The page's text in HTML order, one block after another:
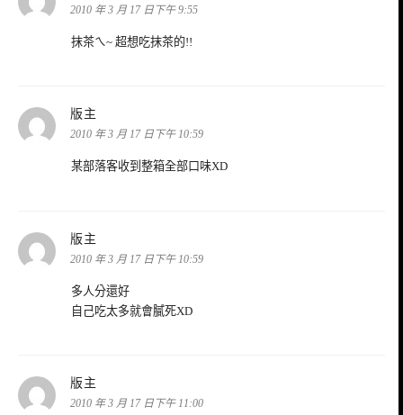
示:
2010 年 3 月 17 日下午 9:55
抹茶ㄟ~ 超想吃抹茶的!!
版主
示:
2010 年 3 月 17 日下午 10:59
某部落客收到整箱全部口味XD
版主
示:
2010 年 3 月 17 日下午 10:59
多人分還好
自己吃太多就會膩死XD
版主
示:
2010 年 3 月 17 日下午 11:00